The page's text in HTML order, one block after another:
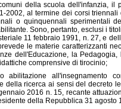
della scuola dell'infanzia, il
2002, al termine dei corsi
o quinquennali sperimentali
Sono, pertanto, esclusi i
11 febbraio 1991, n. 27, e
le materie caratterizzanti
dell'Educazione, la
comprensive di tirocinio;
abilitazione all'insegnamento
della ricerca ai sensi del decreto
2016 n. 15, recante
della Repubblica 31 agosto